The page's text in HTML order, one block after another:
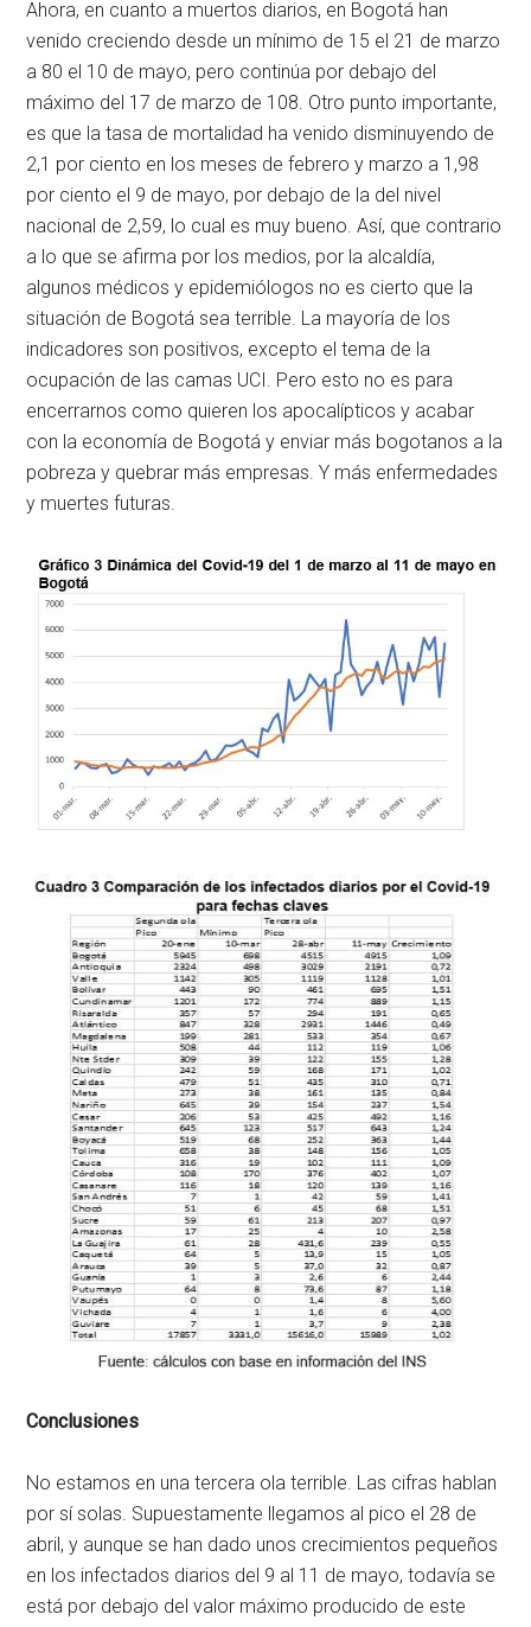
Ahora, en cuanto a muertos diarios, en Bogotá han
venido creciendo desde un mínimo de 15 el 21 de marzo
a 80 el 10 de mayo, pero continúa por debajo del
máximo del 17 de marzo de 108. Otro punto importante,
es que la tasa de mortalidad ha venido disminuyendo de
2,1 por ciento en los meses de febrero y marzo a 1,98
por ciento el 9 de mayo, por debajo de la del nivel
nacional de 2,59, lo cual es muy bueno. Así, que contrario
a lo que se afirma por los medios, por la alcaldía,
algunos médicos y epidemiólogos no es cierto que la
situación de Bogotá sea terrible. La mayoría de los
indicadores son positivos, excepto el tema de la
ocupación de las camas UCI. Pero esto no es para
encerrarnos como quieren los apocalípticos y acabar
con la economía de Bogotá y enviar más bogotanos a la
pobreza y quebrar más empresas. Y más enfermedades
y muertes futuras.
Conclusiones
No estamos en una tercera ola terrible. Las cifras hablan
por sí solas. Supuestamente llegamos al pico el 28 de
abril, y aunque se han dado unos crecimientos pequeños
en los infectados diarios del 9 al 11 de mayo, todavía se
está por debajo del valor máximo producido de este